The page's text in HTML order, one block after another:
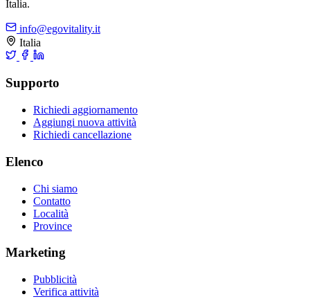
Italia.
info@egovitality.it
Italia
Supporto
Richiedi aggiornamento
Aggiungi nuova attività
Richiedi cancellazione
Elenco
Chi siamo
Contatto
Località
Province
Marketing
Pubblicità
Verifica attività